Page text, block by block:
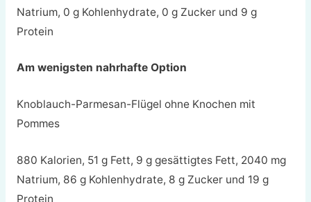
Natrium, 0 g Kohlenhydrate, 0 g Zucker und 9 g
Protein
Am wenigsten nahrhafte Option
Knoblauch-Parmesan-Flügel ohne Knochen mit
Pommes
880 Kalorien, 51 g Fett, 9 g gesättigtes Fett, 2040 mg
Natrium, 86 g Kohlenhydrate, 8 g Zucker und 19 g
Protein